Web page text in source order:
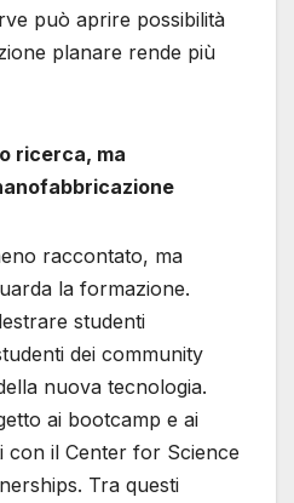
può aprire possibilità
planare rende più
ricerca, ma
raccontato, ma
la formazione.
studenti
dei community
nuova tecnologia.
ai bootcamp e ai
con il Center for Science
Tra questi